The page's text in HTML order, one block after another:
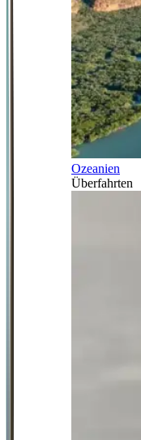
Ozeanien
Überfahrten